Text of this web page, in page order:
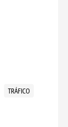
TRÁFICO